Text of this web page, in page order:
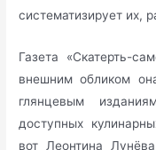
систематизирует их,
Газета «Скатерть-
внешним обликом
глянцевым
доступных
вот Леонтина